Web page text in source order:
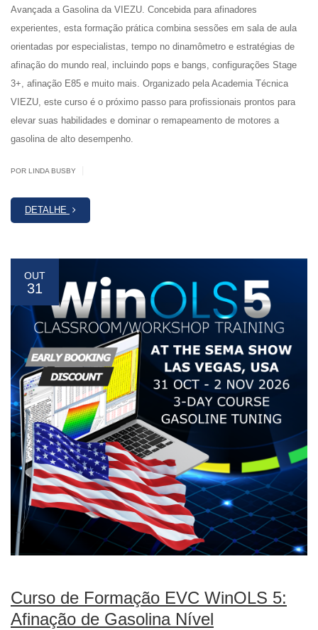
Avançada a Gasolina da VIEZU. Concebida para afinadores
experientes, esta formação prática combina sessões em sala de aula
orientadas por especialistas, tempo no dinamômetro e estratégias de
afinação do mundo real, incluindo pops e bangs, configurações Stage
3+, afinação E85 e muito mais. Organizado pela Academia Técnica
VIEZU, este curso é o próximo passo para profissionais prontos para
elevar suas habilidades e dominar o remapeamento de motores a
gasolina de alto desempenho.
POR LINDA BUSBY
DETALHE
OUT
31
Curso de Formação EVC WinOLS 5:
Afinação de Gasolina Nível